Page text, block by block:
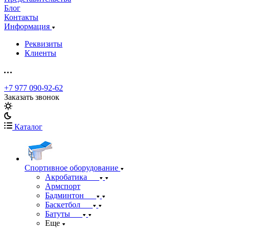
Блог
Контакты
Информация
Реквизиты
Клиенты
+7 977 090-92-62
Заказать звонок
Каталог
Спортивное оборудование
Акробатика
Армспорт
Бадминтон
Баскетбол
Батуты
Еще